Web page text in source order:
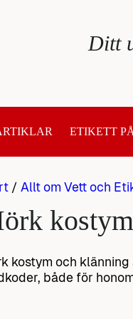
Ditt
ETIKETT
/ Allt om Vett och
kostym och
både för